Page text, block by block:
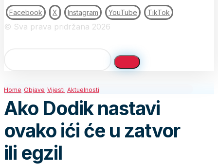
Facebook X Instagram YouTube TikTok
© Sva prava pridržana 2026
Home Objave Vijesti Aktuelnosti
Ako Dodik nastavi
ovako ići će u zatvor
ili egzil